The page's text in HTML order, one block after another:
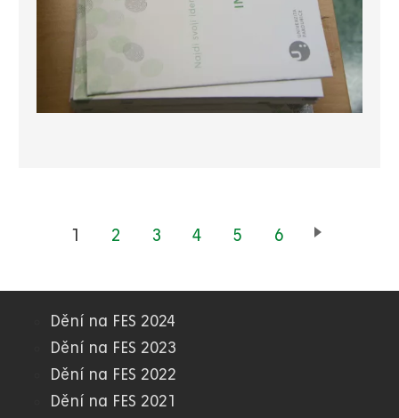
Aktuální
1 Page
2 Page
3 Page
4 Page
5 Page
6
03.
FES
Dění na FES 2024
Dění na FES 2023
Dění na FES 2022
Dění na FES 2021